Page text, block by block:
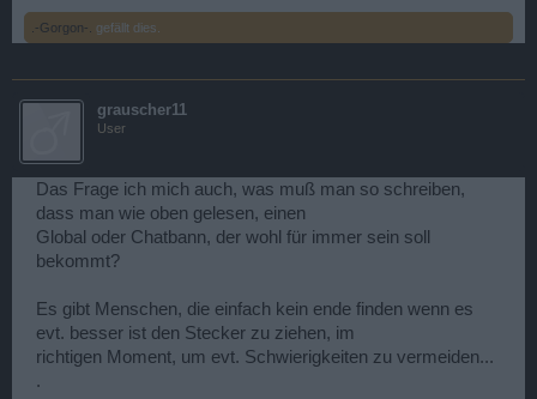
.-Gorgon-. gefällt dies.
grauscher11
User
Das Frage ich mich auch, was muß man so schreiben,
dass man wie oben gelesen, einen
Global oder Chatbann, der wohl für immer sein soll
bekommt?
Es gibt Menschen, die einfach kein ende finden wenn es
evt. besser ist den Stecker zu ziehen, im
richtigen Moment, um evt. Schwierigkeiten zu vermeiden...
.